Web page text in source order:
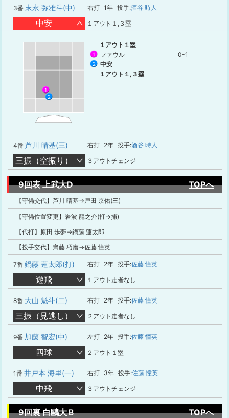
3番 末永 弥雅斗(中) 右打 1年 投手:酒谷 時人
中安 １アウト１,３塁
1
2
１アウト１塁
1 ファウル 0-1
2
中安
１アウト１,３塁
4番 芦川 晴基(三) 右打 2年 投手:酒谷 時人
三振（空振り） ３アウトチェンジ
9回表 上武大D TOPへ
【守備交代】芦川 晴基→戸田 京佑(三)
【守備位置変更】岩波 龍之介(打→捕)
【代打】原田 歩夢→鍋藤 蓮太郎
【投手交代】齊藤 巧磨→佐藤 憧英
7番 鍋藤 蓮太郎(打) 右打 2年 投手:佐藤 憧英
遊飛 １アウト走者なし
8番 大山 魁斗(二) 右打 2年 投手:佐藤 憧英
三振（見逃し） ２アウト走者なし
9番 加藤 智宏(中) 左打 2年 投手:佐藤 憧英
四球 ２アウト１塁
1番 井戸本 海里(一) 右打 3年 投手:佐藤 憧英
中飛 ３アウトチェンジ
9回裏 白鷗大Ｂ TOPへ